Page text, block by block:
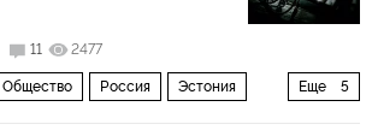
11 2477
Еще 5
Общество Россия Эстония